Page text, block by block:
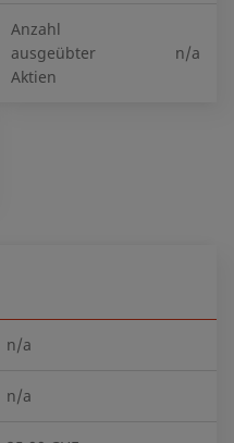
Anzahl
ausgeübter
Aktien
n/a
n/a
n/a